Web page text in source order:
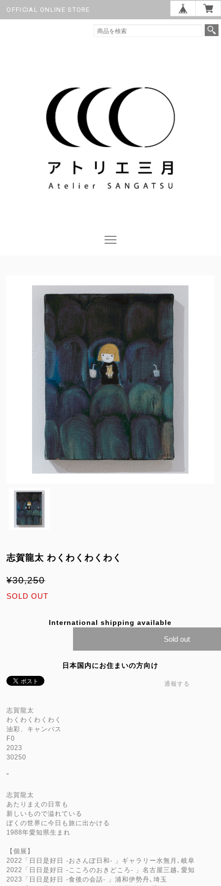
OFFICIAL ONLINE STORE
志賀龍太 わくわくわくわく
¥30,250
SOLD OUT
International shipping available
Sold out
日本国内にお住まいの方向け
通報する
志賀龍太
わくわくわくわく
油彩、キャンバス
F0
2023
30250
"
志賀龍太
あたりまえの日常も
新しいもので溢れている
ぼくの世界に今日も旅に出かける
1988年愛知県生まれ
【個展】
2022「日日是好日 -おさんぽ日和- 」ギャラリー水無月､岐阜
2022「日日是好日 -こころのおきどころ- 」名古屋三越､愛知
2023「日日是好日 -食後の会話- 」浦和伊勢丹､埼玉